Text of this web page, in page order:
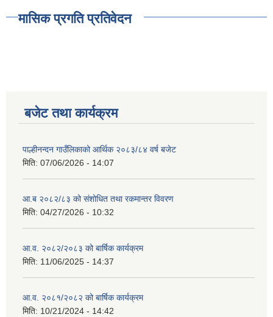
मासिक प्रगति प्रतिवेदन
बजेट तथा कार्यक्रम
पाल्हीनन्दन गाउँलिकाको आर्थिक २०८३/८४ वर्ष बजेट
मिति: 07/06/2026 - 14:07
आ.ब २०८२/८३ को संशोधित तथा रकमान्तर विवरण
मिति: 04/27/2026 - 10:32
आ.व. २०८२/२०८३ को बार्षिक कार्यक्रम
मिति: 11/06/2025 - 14:37
आ.व. २०८१/२०८२ को बार्षिक कार्यक्रम
मिति: 10/21/2024 - 14:42